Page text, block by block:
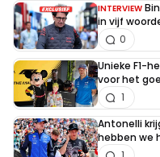
INTERVIEW
in vijf
0
Unieke F1-
voor het
1
Antonelli
hebben we